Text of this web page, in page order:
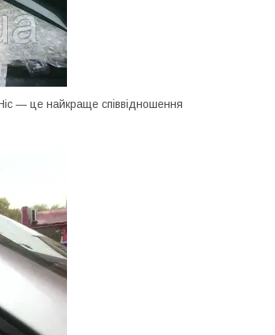
— це найкраще співвідношення